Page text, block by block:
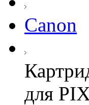
Canon
для